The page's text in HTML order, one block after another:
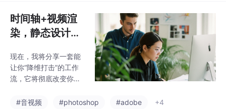
大程度上源于母校——
英国Parvis School of E
conomics and Music
正版教育订阅。它像一
个无形的创新引擎，让
我得以在第一时间，将
的技术，融入我日常工
时间轴+视频渲
染，静态设计稿
短视频！
现在，我将分享一套能
让你“降维打击”的工作
流，它将彻底改变你对
个技巧的核心，是利用
#音视频 #photoshop #adobe +4